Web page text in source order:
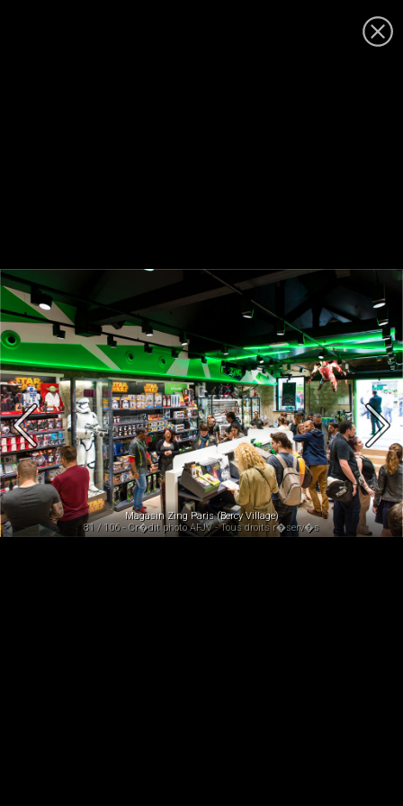
Magasin Zing Paris (Bercy Village)
81 / 106 - Cr�dit photo AFJV - Tous droits r�serv�s